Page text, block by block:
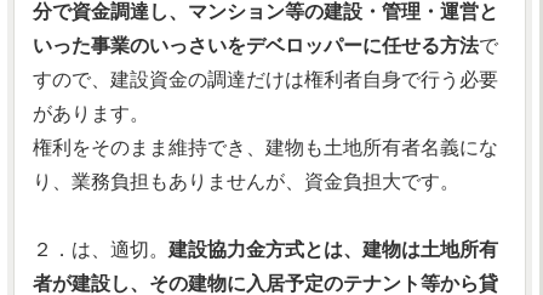
分で資金調達し、マンション等の建設・管理・運営と
いった事業のいっさいをデベロッパーに任せる方法で
すので、建設資金の調達だけは権利者自身で行う必要
があります。
権利をそのまま維持でき、建物も土地所有者名義にな
り、業務負担もありませんが、資金負担大です。
２．は、適切。 建設協力金方式とは、建物は土地所有
者が建設し、その建物に入居予定のテナント等から貸